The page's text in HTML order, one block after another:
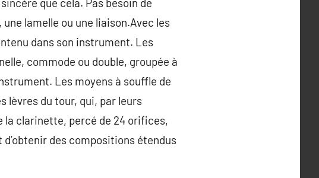
lamelle ou une liaison.Avec les
dans son instrument. Les
commode ou double, groupée à
Les moyens à souffle de
lèvres du tour, qui, par leurs
la clarinette, percé de 24 orifices,
des compositions étendus